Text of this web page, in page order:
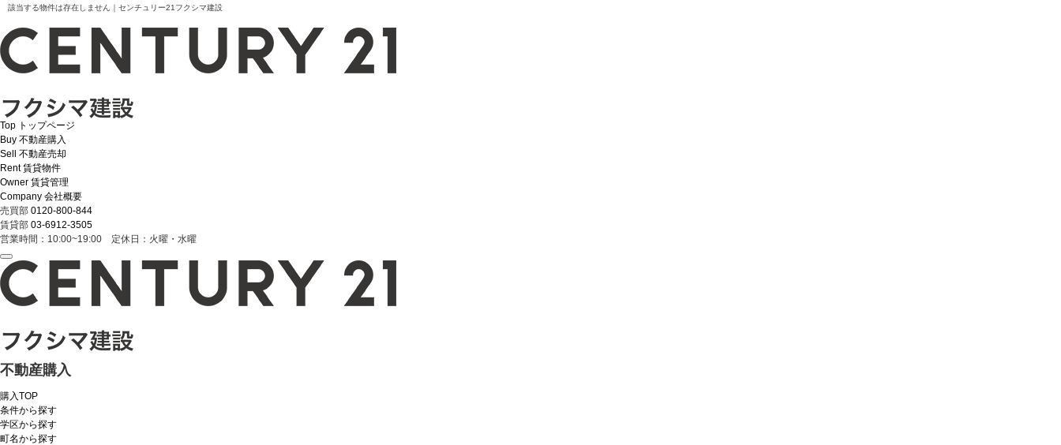
該当する物件は存在しません｜センチュリー21フクシマ建設
Top トップページ
Buy 不動産購入
Sell
不動産売却
Rent 賃貸物件
Owner 賃貸管理
Company 会社概要
売買部 0120-800-844
賃貸部 03-6912-3505
営業時間：10:00~19:00 定休日：火曜・水曜
不動産購入
購入TOP
条件から探す
学区から探す
町名から探す